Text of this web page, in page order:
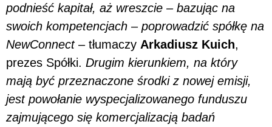
podnieść kapitał, aż wreszcie – bazując na
swoich kompetencjach – poprowadzić spółkę na
NewConnect– tłumaczy Arkadiusz Kuich,
prezes Spółki. Drugim kierunkiem, na który
mają być przeznaczone środki z nowej emisji,
jest powołanie wyspecjalizowanego funduszu
zajmującego się komercjalizacją badań